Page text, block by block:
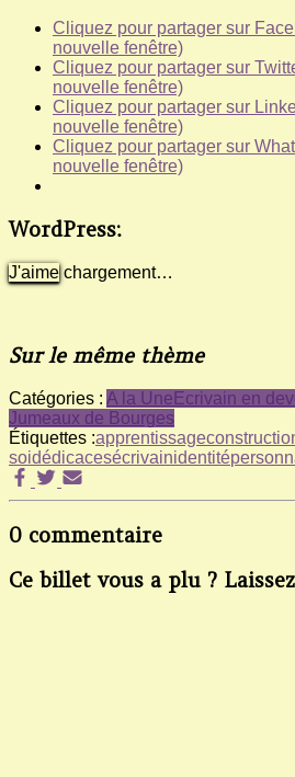
Cliquez pour partager sur
nouvelle fenêtre)
Cliquez pour partager sur
nouvelle fenêtre)
Cliquez pour partager sur
nouvelle fenêtre)
Cliquez pour partager sur
nouvelle fenêtre)
WordPress:
J'aime chargement…
Sur le même thème
Catégories : A la Une Ecrivain en
Jumeaux de Bourges
Étiquettes :apprentissage
soidédicacesécrivainidentité
0 commentaire
Ce billet vous a plu ?